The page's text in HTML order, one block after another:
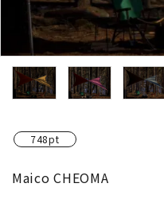
748pt
Maico CHEOMA